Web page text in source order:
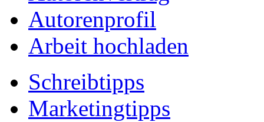
Autorenprofil
Arbeit hochladen
Schreibtipps
Marketingtipps